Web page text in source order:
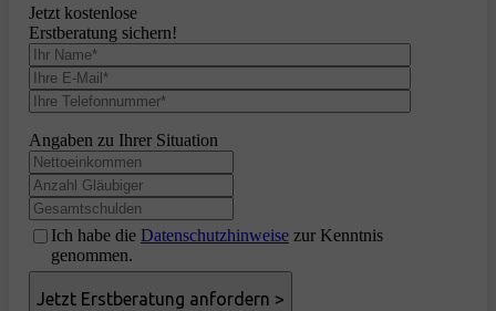
Jetzt kostenlose
Erstberatung sichern!
Angaben zu Ihrer Situation
Ich habe die Datenschutzhinweise zur Kenntnis
genommen.